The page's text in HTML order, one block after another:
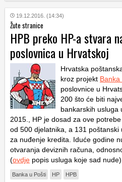
19.12.2016. (14:34)
Žute stranice
HPB preko HP-a stvara
poslovnica u Hrvatskoj
Hrvatska
kroz projekt Banka
poslovnice u
200 što će biti
bankarskih usluga
2015., HP je dosad za ove
od 500 djelatnika, a 131
za nuđenje kredita. Iduće godine
otvaranja deviznih računa,
(ovdje popis usluga koje sad nude).
Banka u Pošti HP HPB